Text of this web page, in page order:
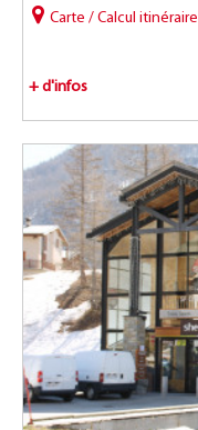
Carte / Calcul itinéraire
+ d'infos